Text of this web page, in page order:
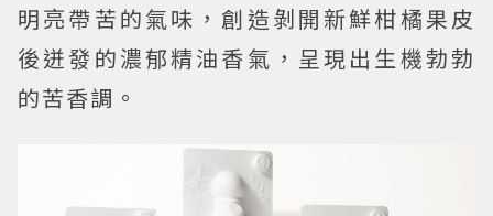
明亮帶苦的氣味，創造剝開新鮮柑橘果皮
後迸發的濃郁精油香氣，呈現出生機勃勃
的苦香調。